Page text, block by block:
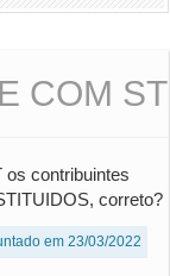
COM ST
os contribuintes
correto?
em 23/03/2022